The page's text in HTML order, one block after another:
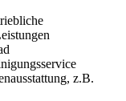
z.B.